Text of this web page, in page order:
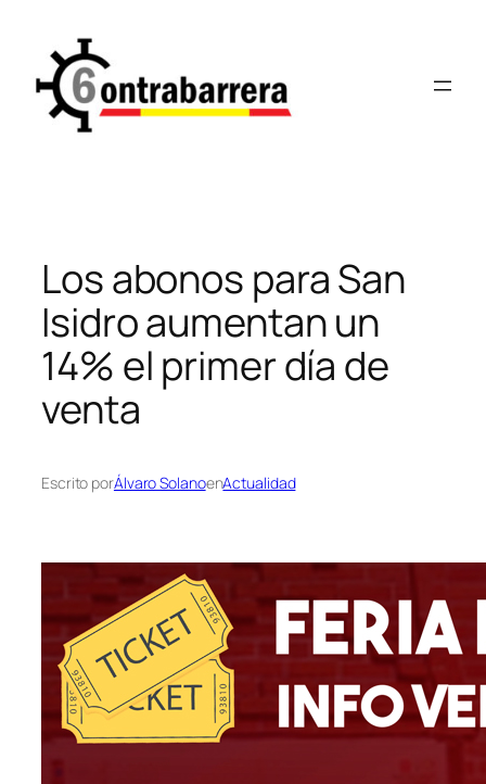
contenido
Los abonos para San
Isidro aumentan un
14% el primer día de
venta
Escrito porÁlvaro SolanoenActualidad